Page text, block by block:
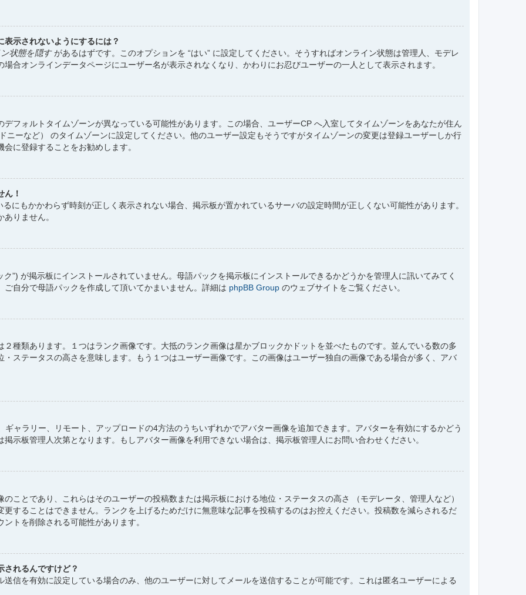
示されないようにするには？
状態を隠すがあるはずです。このオプションを “はい” に設定してください。そうすればオンライン状態は管理人、モデレ
合オンラインデータページにユーザー名が表示されなくなり、かわりにお忍びユーザーの一人として表示されます。
フォルトタイムゾーンが異なっている可能性があります。この場合、ユーザーCP へ入室してタイムゾーンをあなたが住ん
ニーなど） のタイムゾーンに設定してください。他のユーザー設定もそうですがタイムゾーンの変更は登録ユーザーしか行
に登録することをお勧めします。
ん！
にもかかわらず時刻が正しく表示されない場合、掲示板が置かれているサーバの設定時間が正しくない可能性があります。
りません。
”) が掲示板にインストールされていません。母語パックを掲示板にインストールできるかどうかを管理人に訊いてみてく
自分で母語パックを作成して頂いてかまいません。詳細は phpBB Group のウェブサイトをご覧ください。
種類あります。１つはランク画像です。大抵のランク画像は星かブロックかドットを並べたものです。並んでいる数の多
ステータスの高さを意味します。もう１つはユーザー画像です。この画像はユーザー独自の画像である場合が多く、アバ
ギャラリー、リモート、アップロードの4方法のうちいずれかでアバター画像を追加できます。アバターを有効にするかどう
示板管理人次第となります。もしアバター画像を利用できない場合は、掲示板管理人にお問い合わせください。
ことであり、これらはそのユーザーの投稿数または掲示板における地位・ステータスの高さ （モデレータ、管理人など）
することはできません。ランクを上げるためだけに無意味な記事を投稿するのはお控えください。投稿数を減らされるだ
トを削除される可能性があります。
されるんですけど？
信を有効に設定している場合のみ、他のユーザーに対してメールを送信することが可能です。これは匿名ユーザーによる